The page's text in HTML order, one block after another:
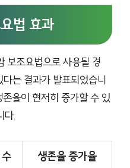
법 효과
보조요법으로 사용될 경
는 결과가 발표되었습니
율이 현저히 증가할 수 있
다.
생존율 증가율